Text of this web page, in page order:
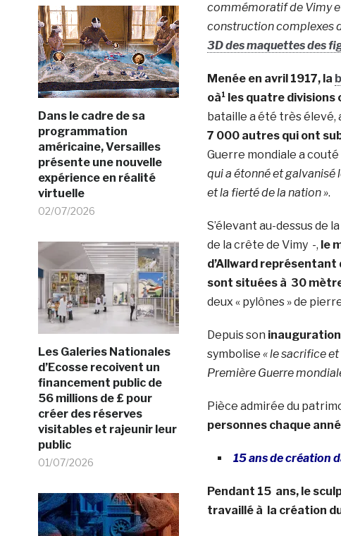
Dans le cadre de sa
programmation
américaine, Versailles
présente une nouvelle
expérience en réalité
virtuelle
02/07/2026
Les Galeries Nationales
d’Ecosse recoivent un
financement public de
56 millions de £ pour
créer des réserves
visitables et rajeunir leur
public
01/07/2026
commémoratif de Vimy
construction complexes
3D des maquettes des
Menée en avril 1917, la
oà¹ les quatre
bataille a été très élevé,
7 000 autres qui ont
Guerre mondiale a
qui a étonné et
et la fierté de la nation ».
S’élevant au-dessus de
de la crête de Vimy -, le
d’Allward
sont situées à 30
deux « pylônes » de
Depuis son
symbolise « le sacrifice
Première Guerre
Pièce admirée du
personnes chaque
15 ans de création
Pendant 15 ans, le
travaillé à la création